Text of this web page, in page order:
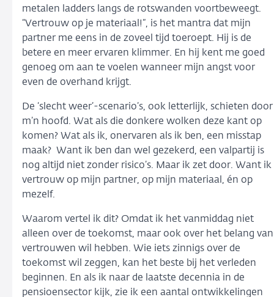
metalen ladders langs de rotswanden voortbeweegt.
“Vertrouw op je materiaal!”, is het mantra dat mijn
partner me eens in de zoveel tijd toeroept. Hij is de
betere en meer ervaren klimmer. En hij kent me goed
genoeg om aan te voelen wanneer mijn angst voor
even de overhand krijgt.
De ‘slecht weer’-scenario’s, ook letterlijk, schieten door
m’n hoofd. Wat als die donkere wolken deze kant op
komen? Wat als ik, onervaren als ik ben, een misstap
maak? Want ik ben dan wel gezekerd, een valpartij is
nog altijd niet zonder risico’s. Maar ik zet door. Want ik
vertrouw op mijn partner, op mijn materiaal, én op
mezelf.
Waarom vertel ik dit? Omdat ik het vanmiddag niet
alleen over de toekomst, maar ook over het belang van
vertrouwen wil hebben. Wie iets zinnigs over de
toekomst wil zeggen, kan het beste bij het verleden
beginnen. En als ik naar de laatste decennia in de
pensioensector kijk, zie ik een aantal ontwikkelingen